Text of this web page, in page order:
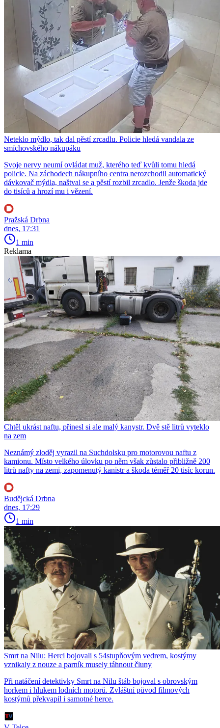
Neteklo mýdlo, tak dal pěstí zrcadlu. Policie hledá vandala ze
smíchovského nákupáku
Svoje nervy neumí ovládat muž, kterého teď kvůli tomu hledá
policie. Na záchodech nákupního centra nerozchodil automatický
dávkovač mýdla, naštval se a pěstí rozbil zrcadlo. Jenže škoda jde
do tisíců a hrozí mu i vězení.
Pražská Drbna
dnes, 17:31
1 min
Reklama
Chtěl ukrást naftu, přinesl si ale malý kanystr. Dvě stě litrů vyteklo
na zem
Neznámý zloděj vyrazil na Suchdolsku pro motorovou naftu z
kamionu. Místo velkého úlovku po něm však zůstalo přibližně 200
litrů nafty na zemi, zapomenutý kanistr a škoda téměř 20 tisíc korun.
Budějcká Drbna
dnes, 17:29
1 min
Smrt na Nilu: Herci bojovali s 54stupňovým vedrem, kostýmy
vznikaly z nouze a parník musely táhnout čluny
Při natáčení detektivky Smrt na Nilu štáb bojoval s obrovským
horkem i hlukem lodních motorů. Zvláštní původ filmových
kostýmů překvapil i samotné herce.